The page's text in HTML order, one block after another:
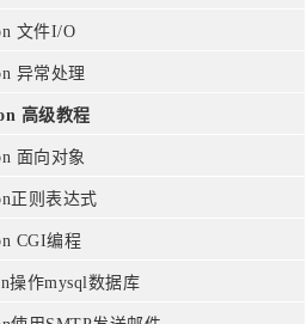
文件I/O
异常处理
高级教程
面向对象
正则表达式
CGI编程
操作mysql数据库